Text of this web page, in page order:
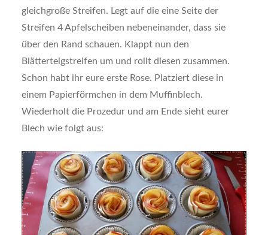
gleichgroße Streifen. Legt auf die eine Seite der
Streifen 4 Apfelscheiben nebeneinander, dass sie
über den Rand schauen. Klappt nun den
Blätterteigstreifen um und rollt diesen zusammen.
Schon habt ihr eure erste Rose. Platziert diese in
einem Papierförmchen in dem Muffinblech.
Wiederholt die Prozedur und am Ende sieht eurer
Blech wie folgt aus: